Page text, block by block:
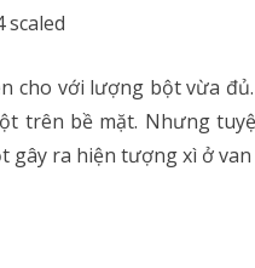
cho với lượng bột vừa
trên bề mặt. Nhưng
ra hiện tượng xì ở van